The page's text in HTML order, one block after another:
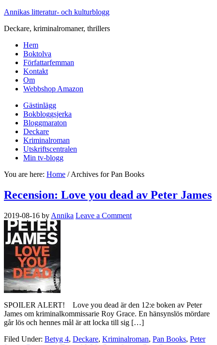
Annikas litteratur- och kulturblogg
Deckare, kriminalromaner, thrillers
Hem
Boktolva
Författarfemman
Kontakt
Om
Webbshop Amazon
Gästinlägg
Bokbloggsjerka
Bloggmaraton
Deckare
Kriminalroman
Utskriftscentralen
Min tv-blogg
You are here: Home /Archives for Pan Books
Recension: Love you dead av Peter James
2019-08-16 by Annika Leave a Comment
SPOILER ALERT! Love you dead är den 12:e boken av Peter
James om kriminalkommissarie Roy Grace. En hänsynslös mördare
går lös och hennes mål är att locka till sig […]
Filed Under: Betyg 4, Deckare, Kriminalroman, Pan Books, Peter